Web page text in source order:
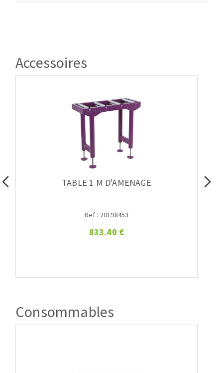
Accessoires
TABLE 1 M D'AMENAGE
Ref : 20198453
833.40 €
Consommables